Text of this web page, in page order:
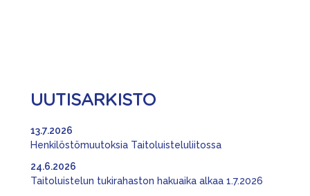
UUTISARKISTO
Henkilöstömuutoksia Taitoluisteluliitossa
13.7.2026
Taitoluistelun tukirahaston hakuaika alkaa 1.7.2026
24.6.2026